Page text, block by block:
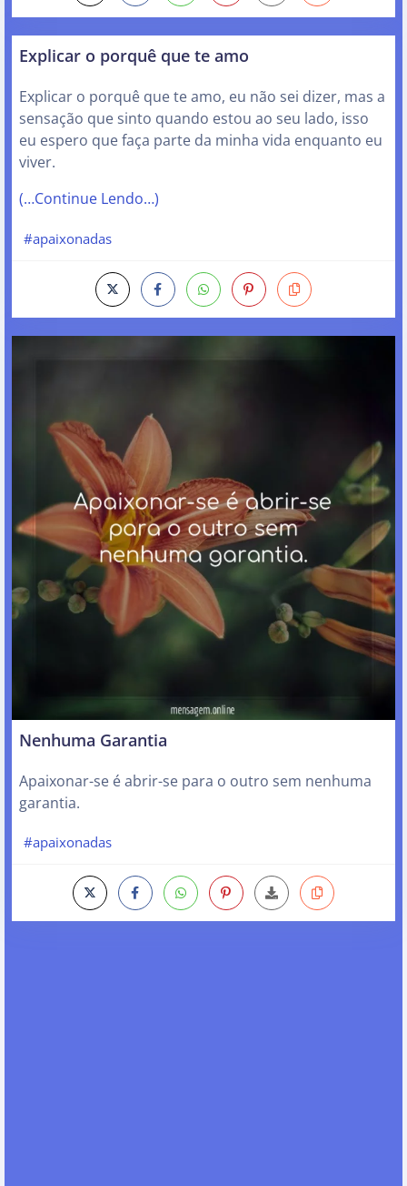
Explicar o porquê que te amo
Explicar o porquê que te amo, eu não sei dizer, mas a
sensação que sinto quando estou ao seu lado, isso
eu espero que faça parte da minha vida enquanto eu
viver.
(…Continue Lendo…)
#apaixonadas
Nenhuma Garantia
Apaixonar-se é abrir-se para o outro sem nenhuma
garantia.
#apaixonadas